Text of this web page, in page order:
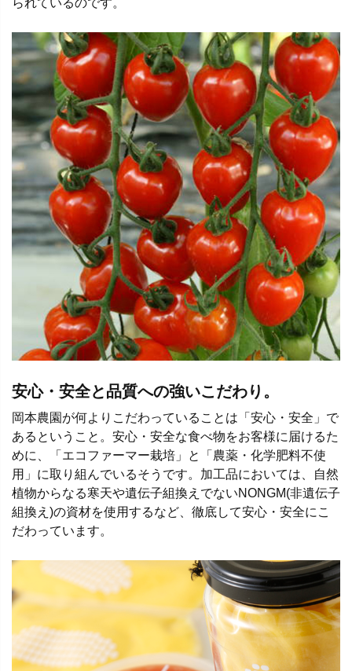
安心・安全と品質への強いこだわり。
岡本農園が何よりこだわっていることは「安心・安全」で
あるということ。安心・安全な食べ物をお客様に届けるた
めに、「エコファーマー栽培」と「農薬・化学肥料不使
用」に取り組んでいるそうです。加工品においては、自然
植物からなる寒天や遺伝子組換えでないNONGM(非遺伝子
組換え)の資材を使用するなど、徹底して安心・安全にこ
だわっています。